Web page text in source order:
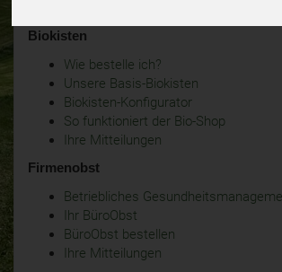
Biokisten
Wie bestelle ich?
Unsere Basis-Biokisten
Biokisten-Konfigurator
So funktioniert der Bio-Shop
Ihre Mitteilungen
Firmenobst
Betriebliches
Ihr BüroObst
BüroObst bestellen
Ihre Mitteilungen